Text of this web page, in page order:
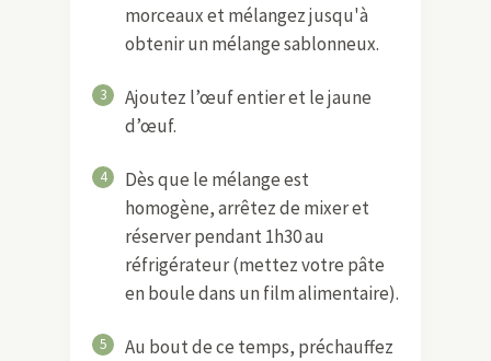
morceaux et mélangez jusqu'à
obtenir un mélange sablonneux.
3
Ajoutez l’œuf entier et le jaune
d’œuf.
4
Dès que le mélange est
homogène, arrêtez de mixer et
réserver pendant 1h30 au
réfrigérateur (mettez votre pâte
en boule dans un film alimentaire).
5
Au bout de ce temps, préchauffez